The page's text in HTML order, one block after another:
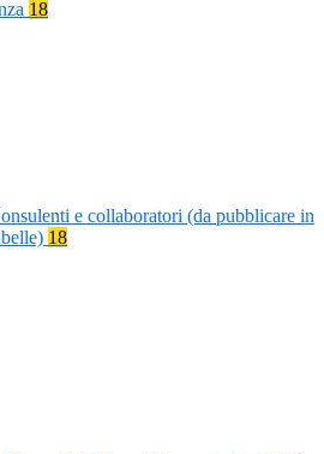
18
e collaboratori (da pubblicare in
18